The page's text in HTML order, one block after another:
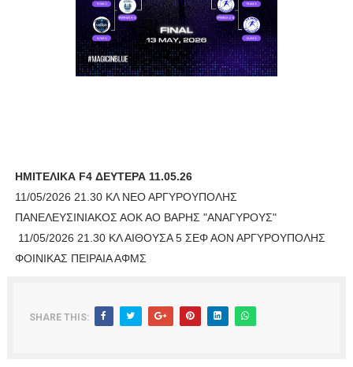
HMITEΛΙΚΑ F4 ΔΕΥΤΕΡΑ 11.05.26
11/05/2026 21.30 ΚΛ ΝΕΟ ΑΡΓΥΡΟΥΠΟΛΗΣ
ΠΑΝΕΛΕΥΣΙΝΙΑΚΟΣ ΑΟΚ ΑΟ ΒΑΡΗΣ "ΑΝΑΓΥΡΟΥΣ"
11/05/2026 21.30 ΚΛ ΑΙΘΟΥΣΑ 5 ΣΕΦ ΑΟΝ ΑΡΓΥΡΟΥΠΟΛΗΣ
ΦΟΙΝΙΚΑΣ ΠΕΙΡΑΙΑ ΑΦΜΣ
SHARE THIS: